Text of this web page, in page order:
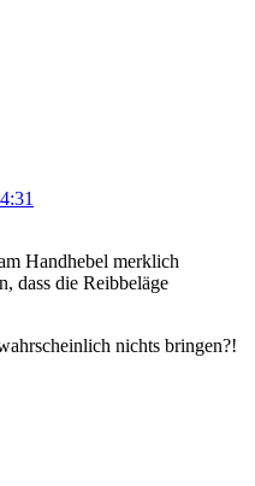
Handhebel merklich
dass die Reibbeläge
nichts bringen?!